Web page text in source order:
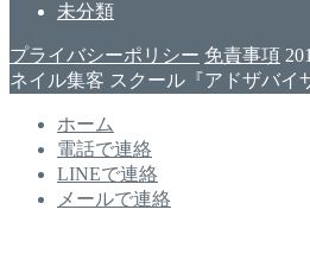
未分類
プライバシーポリシー 免責事項
ネイル集客 スクール『アドザバイ
ホーム
電話で連絡
LINEで連絡
メールで連絡